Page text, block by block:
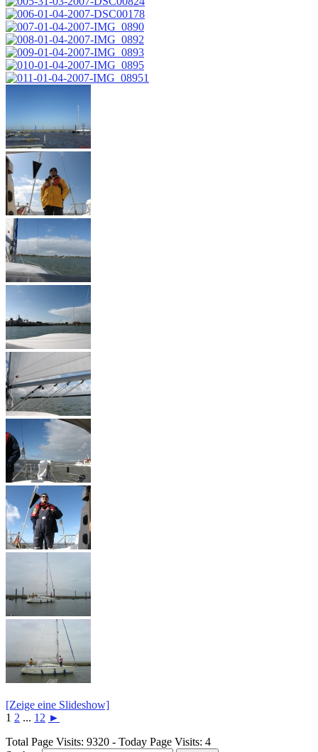
[Zeige eine Slideshow]
1 2 ... 12 ►
Total Page Visits: 9320 - Today Page Visits: 4